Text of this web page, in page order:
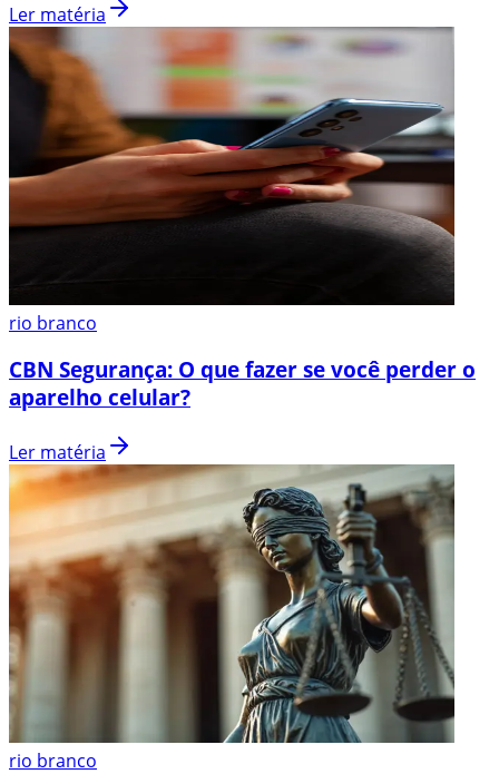
Ler matéria
rio branco
CBN Segurança: O que fazer se você perder o
aparelho celular?
Ler matéria
rio branco